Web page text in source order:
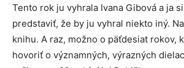
Tento rok ju vyhrala Ivana Gibová a ja
predstaviť, že by ju vyhral niekto iný.
knihu. A raz, možno o päťdesiat rokov,
hovoriť o významných, výrazných